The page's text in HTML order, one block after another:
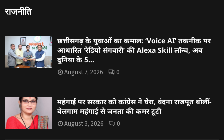
राजनीति
छत्तीसगढ़ के युवाओं का कमाल: ‘Voice AI’ तकनीक पर
आधारित ‘रेडियो संगवारी’ की Alexa Skill लॉन्च, अब
दुनिया के 5...
August 7, 2026 0
महंगाई पर सरकार को कांग्रेस ने घेरा, वंदना राजपूत बोलीं-
बेलगाम महंगाई से जनता की कमर टूटी
August 3, 2026 0